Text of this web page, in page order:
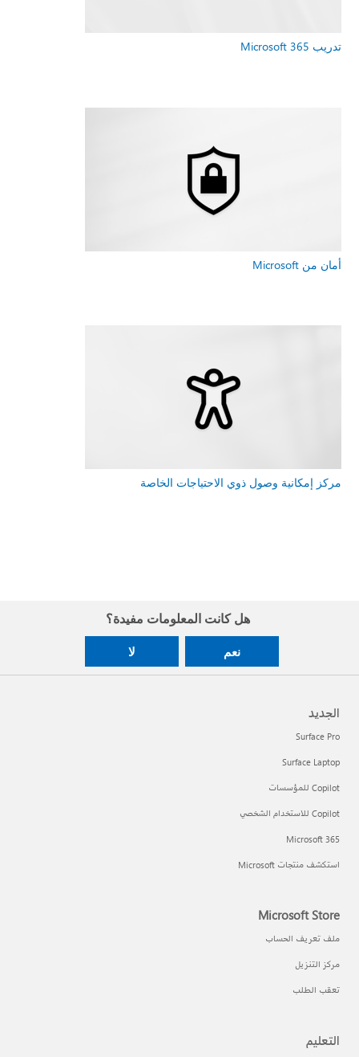
تدريب Microsoft 365
أمان من Microsoft
مركز إمكانية وصول ذوي الاحتياجات الخاصة
هل كانت المعلومات مفيدة؟
نعم لا
الجديد
Surface Pro
Surface Laptop
Copilot للمؤسسات
Copilot للاستخدام الشخصي
Microsoft 365
استكشف منتجات Microsoft
Microsoft Store
ملف تعريف الحساب
مركز التنزيل
تعقب الطلب
التعليم